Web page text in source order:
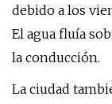
debido a los
El agua fluía
la conducción.
La ciudad